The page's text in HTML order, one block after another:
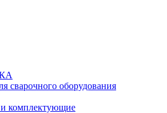
сварочного оборудования
комплектующие